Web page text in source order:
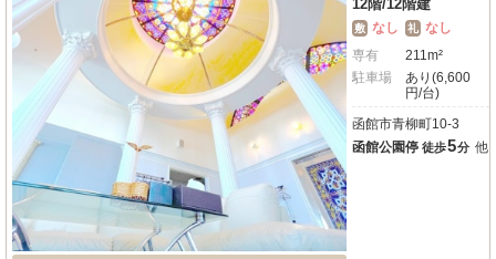
12階/12階建
敷 なし 礼 なし
専有
211m²
駐車場
あり(6,600
円/台)
函館市青柳町10-3
函館公園停 徒歩5分 他